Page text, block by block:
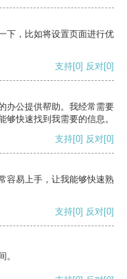
下，比如将设置页面进行优
支持[0] 反对[0]
办公提供帮助。我经常需要
快速找到我需要的信息。
支持[0] 反对[0]
容易上手，让我能够快速熟
支持[0] 反对[0]
。